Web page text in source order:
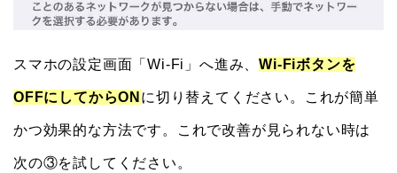
スマホの設定画面「Wi-Fi」へ進み、Wi-Fiボタンを
OFFにしてからON に切り替えてください。これが簡単
かつ効果的な方法です。これで改善が見られない時は
次の③を試してください。